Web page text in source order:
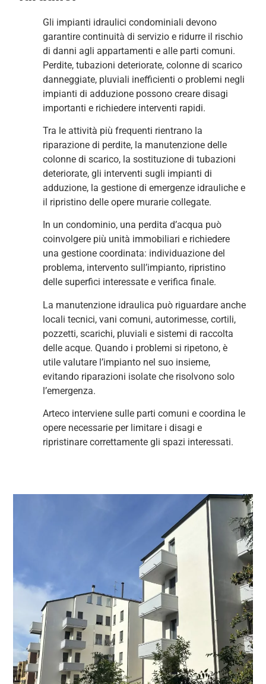
Gli impianti idraulici condominiali devono
garantire continuità di servizio e ridurre il rischio
di danni agli appartamenti e alle parti comuni.
Perdite, tubazioni deteriorate, colonne di scarico
danneggiate, pluviali inefficienti o problemi negli
impianti di adduzione possono creare disagi
importanti e richiedere interventi rapidi.
Tra le attività più frequenti rientrano la
riparazione di perdite, la manutenzione delle
colonne di scarico, la sostituzione di tubazioni
deteriorate, gli interventi sugli impianti di
adduzione, la gestione di emergenze idrauliche e
il ripristino delle opere murarie collegate.
In un condominio, una perdita d’acqua può
coinvolgere più unità immobiliari e richiedere
una gestione coordinata: individuazione del
problema, intervento sull’impianto, ripristino
delle superfici interessate e verifica finale.
La manutenzione idraulica può riguardare anche
locali tecnici, vani comuni, autorimesse, cortili,
pozzetti, scarichi, pluviali e sistemi di raccolta
delle acque. Quando i problemi si ripetono, è
utile valutare l’impianto nel suo insieme,
evitando riparazioni isolate che risolvono solo
l’emergenza.
Arteco interviene sulle parti comuni e coordina le
opere necessarie per limitare i disagi e
ripristinare correttamente gli spazi interessati.